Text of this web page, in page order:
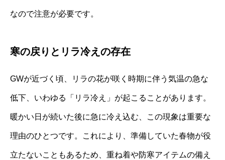
なので注意が必要です。
寒の戻りとリラ冷えの存在
GWが近づく頃、リラの花が咲く時期に伴う気温の急な
低下、いわゆる「リラ冷え」が起こることがあります。
暖かい日が続いた後に急に冷え込む、この現象は重要な
理由のひとつです。これにより、準備していた春物が役
立たないこともあるため、重ね着や防寒アイテムの備え